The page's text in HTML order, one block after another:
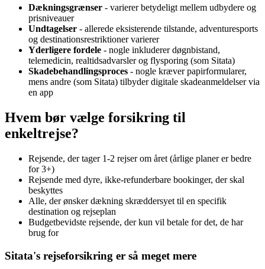
Dækningsgrænser - varierer betydeligt mellem udbydere og
prisniveauer
Undtagelser - allerede eksisterende tilstande, adventuresports
og destinationsrestriktioner varierer
Yderligere fordele - nogle inkluderer døgnbistand,
telemedicin, realtidsadvarsler og flysporing (som Sitata)
Skadebehandlingsproces - nogle kræver papirformularer,
mens andre (som Sitata) tilbyder digitale skadeanmeldelser via
en app
Hvem bør vælge forsikring til
enkeltrejse?
Rejsende, der tager 1-2 rejser om året (årlige planer er bedre
for 3+)
Rejsende med dyre, ikke-refunderbare bookinger, der skal
beskyttes
Alle, der ønsker dækning skræddersyet til en specifik
destination og rejseplan
Budgetbevidste rejsende, der kun vil betale for det, de har
brug for
Sitata's rejseforsikring er så meget mere